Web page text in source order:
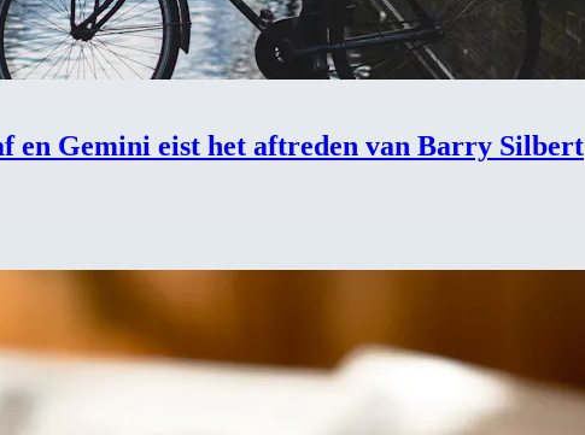
en Gemini eist het aftreden van Barry Silbert